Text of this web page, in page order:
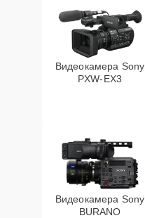
Видеокамера Sony
PXW‑EX3
Видеокамера Sony
BURANO